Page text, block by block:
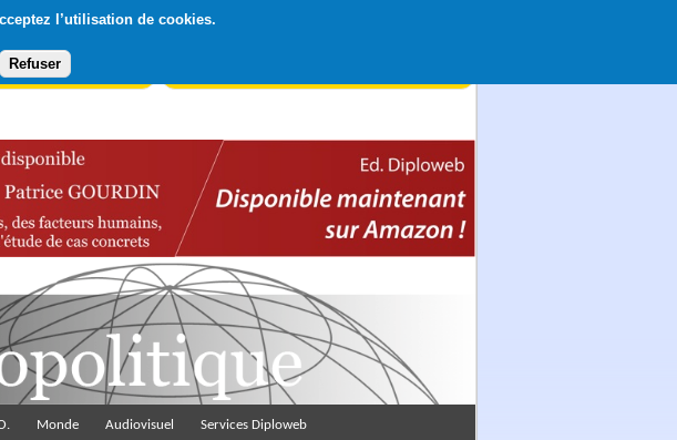
l’utilisation de cookies.
Refuser
Lettre du Diploweb
Monde Audiovisuel Services Diploweb